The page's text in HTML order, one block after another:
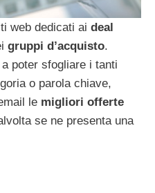
web dedicati ai deal
gruppi d’acquisto.
poter sfogliare i tanti
o parola chiave,
le migliori offerte
se ne presenta una